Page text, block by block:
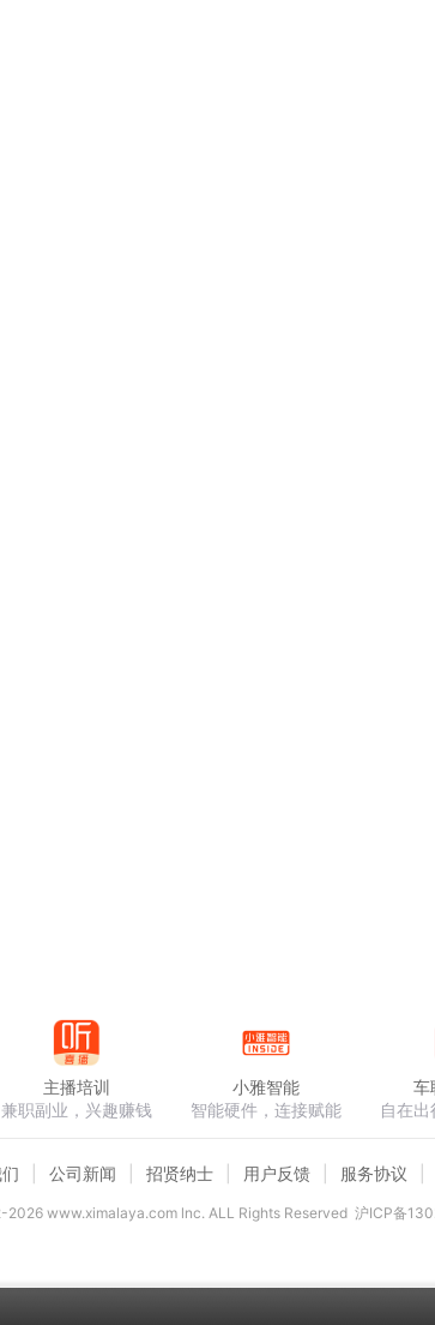
主播培训
兼职副业，兴趣赚钱
小雅智能
智能硬件，连接赋能
车
自在
公司新闻 招贤纳士 用户反馈 服务协议
2026www.ximalaya.com lnc. ALL Rights Reserved 沪ICP备